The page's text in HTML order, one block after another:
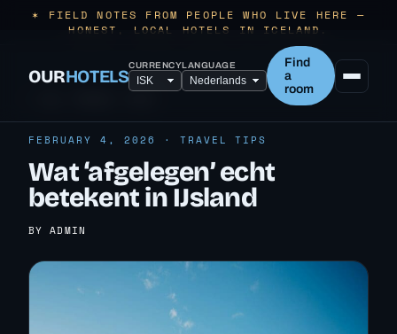
✶ FIELD NOTES FROM PEOPLE WHO LIVE HERE —
HONEST, LOCAL HOTELS IN ICELAND.
OURHOTELSCURRENCYLANGUAGE
Find
a
room
FEBRUARY 4, 2026 · TRAVEL TIPS
Wat ‘afgelegen’ echt
betekent in IJsland
BY ADMIN